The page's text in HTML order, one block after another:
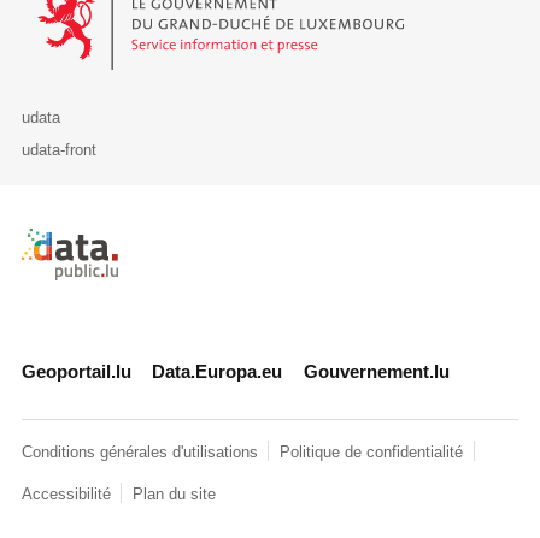
udata
udata-front
Retour à l'accueil de data.public.lu
Geoportail.lu Data.Europa.eu Gouvernement.lu
Conditions générales d'utilisations Politique de confidentialité
Accessibilité Plan du site